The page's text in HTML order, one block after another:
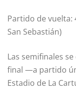
Partido de vuelta:
San Sebastián)
Las semifinales
final —a partido
Estadio de La